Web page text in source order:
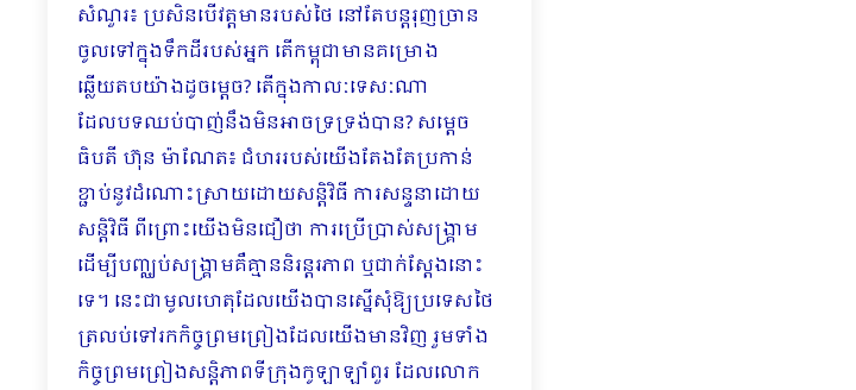
សំណួរ៖ ប្រសិនបើវត្តមានរបស់ថៃ នៅតែបន្តរុញច្រាន
ចូលទៅក្នុងទឹកដីរបស់អ្នក តើកម្ពុជាមានគម្រោង
ឆ្លើយតបយ៉ាងដូចម្តេច? តើក្នុងកាលៈទេសៈណា
ដែលបទឈប់បាញ់នឹងមិនអាចទ្រទ្រង់បាន? សម្តេច
ធិបតី ហ៊ុន ម៉ាណែត៖ ជំហររបស់យើងតែងតែប្រកាន់
ខ្ជាប់នូវដំណោះស្រាយដោយសន្តិវិធី ការសន្ទនាដោយ
សន្តិវិធី ពីព្រោះយើងមិនជឿថា ការប្រើប្រាស់សង្គ្រាម
ដើម្បីបញ្ឈប់សង្គ្រាមគឺគ្មាននិរន្តរភាព ឬជាក់ស្តែងនោះ
ទេ។ នេះជាមូលហេតុដែលយើងបានស្នើសុំឱ្យប្រទេសថៃ
ត្រលប់ទៅរកកិច្ចព្រមព្រៀងដែលយើងមានវិញ រួមទាំង
កិច្ចព្រមព្រៀងសន្តិភាពទីក្រុងកូឡាឡាំពួរ ដែលលោក